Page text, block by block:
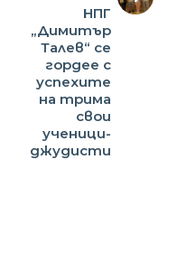
НПГ
„Димитър
Талев“ се
гордее с
успехите
на трима
свои
ученици-
джудисти